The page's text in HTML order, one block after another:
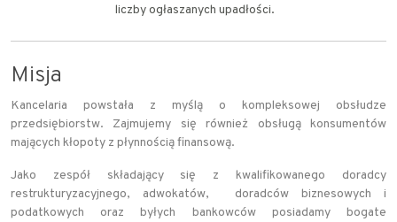
liczby ogłaszanych upadłości.
Misja
Kancelaria powstała z myślą o kompleksowej obsłudze
przedsiębiorstw. Zajmujemy się również obsługą konsumentów
mających kłopoty z płynnością finansową.
Jako zespół składający się z kwalifikowanego doradcy
restrukturyzacyjnego, adwokatów, doradców biznesowych i
podatkowych oraz byłych bankowców posiadamy bogate